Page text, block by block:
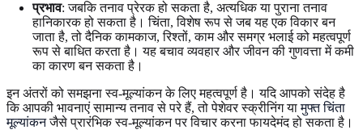
प्रभाव: जबकि तनाव प्रेरक हो सकता है, अत्यधिक या पुराना तनाव
हानिकारक हो सकता है। चिंता, विशेष रूप से जब यह एक विकार बन
जाता है, तो दैनिक कामकाज, रिश्तों, काम और समग्र भलाई को महत्वपूर्ण
रूप से बाधित करता है। यह बचाव व्यवहार और जीवन की गुणवत्ता में कमी
का कारण बन सकता है।
इन अंतरों को समझना स्व-मूल्यांकन के लिए महत्वपूर्ण है। यदि आपको संदेह है
कि आपकी भावनाएं सामान्य तनाव से परे हैं, तो पेशेवर स्क्रीनिंग यामुफ्त चिंता
मूल्यांकनजैसे प्रारंभिक स्व-मूल्यांकन पर विचार करना फायदेमंद हो सकता है।